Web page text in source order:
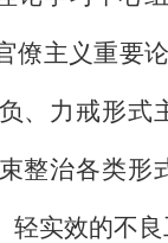
僚主义重要
、力戒形式
整治各类形
实效的不良